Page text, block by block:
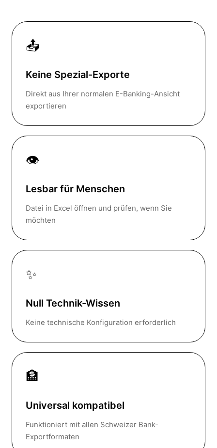
📤
Keine Spezial-Exporte
Direkt aus Ihrer normalen E-Banking-Ansicht
exportieren
👁️
Lesbar für Menschen
Datei in Excel öffnen und prüfen, wenn Sie
möchten
✨
Null Technik-Wissen
Keine technische Konfiguration erforderlich
🏦
Universal kompatibel
Funktioniert mit allen Schweizer Bank-
Exportformaten